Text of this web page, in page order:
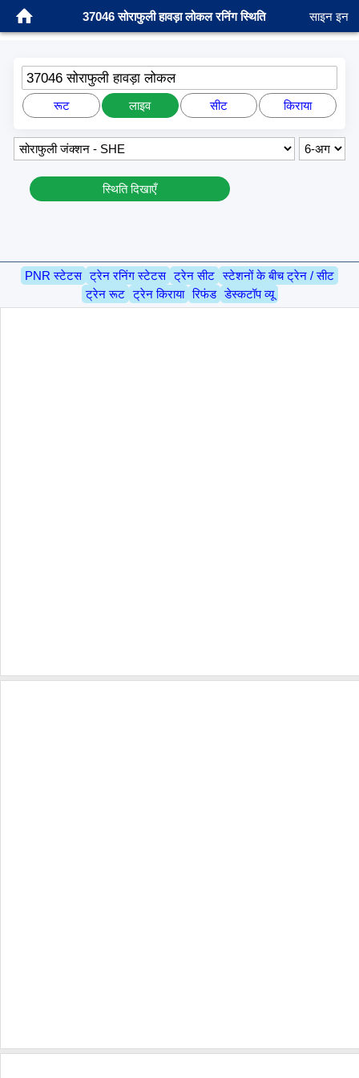
37046 सोराफुली हावड़ा लोकल रनिंग स्थिति साइन इन
37046 सोराफुली हावड़ा लोकल
रूट लाइव सीट किराया
स्थिति दिखाएँ
PNR स्टेटस ट्रेन रनिंग स्टेटस ट्रेन सीट स्टेशनों के बीच ट्रेन / सीट
ट्रेन रूट ट्रेन किराया रिफंड डेस्कटॉप व्यू